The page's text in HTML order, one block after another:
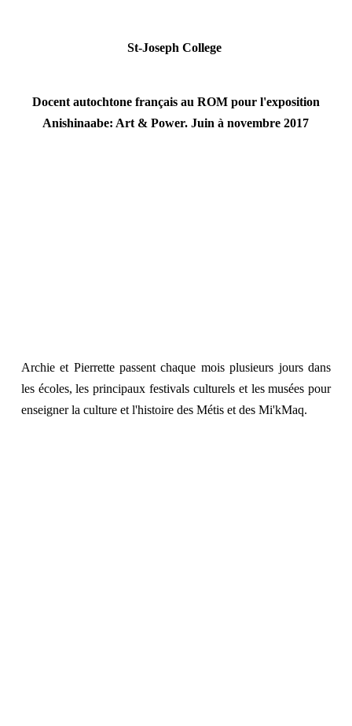
St-Joseph College
Docent autochtone français au ROM pour l'exposition
Anishinaabe: Art & Power. Juin à novembre 2017
Archie et Pierrette passent chaque mois plusieurs jours dans
les écoles, les principaux festivals culturels et les musées pour
enseigner la culture et l'histoire des Métis et des Mi'kMaq.